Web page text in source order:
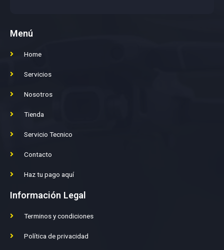
Menú
Home
Servicios
Nosotros
Tienda
Servicio Tecnico
Contacto
Haz tu pago aquí
Información Legal
Terminos y condiciones
Política de privacidad